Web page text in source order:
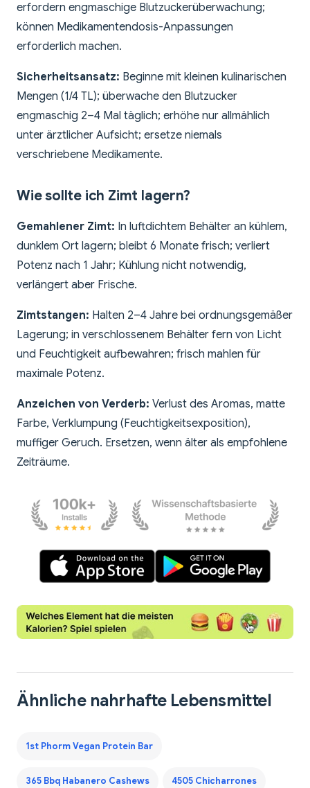
erfordern engmaschige Blutzuckerüberwachung;
können Medikamentendosis-Anpassungen
erforderlich machen.
Sicherheitsansatz: Beginne mit kleinen kulinarischen
Mengen (1/4 TL); überwache den Blutzucker
engmaschig 2–4 Mal täglich; erhöhe nur allmählich
unter ärztlicher Aufsicht; ersetze niemals
verschriebene Medikamente.
Wie sollte ich Zimt lagern?
Gemahlener Zimt: In luftdichtem Behälter an kühlem,
dunklem Ort lagern; bleibt 6 Monate frisch; verliert
Potenz nach 1 Jahr; Kühlung nicht notwendig,
verlängert aber Frische.
Zimtstangen: Halten 2–4 Jahre bei ordnungsgemäßer
Lagerung; in verschlossenem Behälter fern von Licht
und Feuchtigkeit aufbewahren; frisch mahlen für
maximale Potenz.
Anzeichen von Verderb: Verlust des Aromas, matte
Farbe, Verklumpung (Feuchtigkeitsexposition),
muffiger Geruch. Ersetzen, wenn älter als empfohlene
Zeiträume.
Ähnliche nahrhafte Lebensmittel
1st Phorm Vegan Protein Bar
365 Bbq Habanero Cashews 4505 Chicharrones